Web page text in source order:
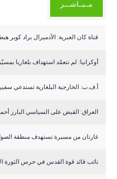
مــبــاشـــر
قناة كان العبرية: الأدميرال براد كوبر
أوكرانيا: لم نتعمّد استهداف بلغاريا
أ.ف.ب: الخارجية البلغارية تستدعي
العراق: القبض على السياسي البارز
غارتان من مسيرة تستهدف منطقة
نائب قائد قوة القدس في حرس الثورة